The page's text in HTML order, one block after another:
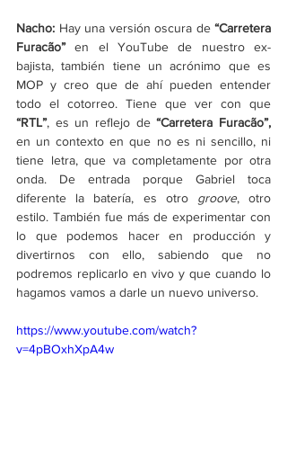
Nacho: Hay una versión oscura de “Carretera
Furacão” en el YouTube de nuestro ex-
bajista, también tiene un acrónimo que es
MOP y creo que de ahí pueden entender
“RTL”, es un reflejo de
en un contexto en que no es ni sencillo, ni
tiene letra, que va completamente por otra
onda. De entrada porque Gabriel toca
diferente la batería, es otro groove, otro
estilo. También fue más de experimentar con
lo que podemos hacer en producción y
divertirnos con ello, sabiendo que no
podremos replicarlo en vivo y que cuando lo
hagamos vamos a darle un nuevo universo.
https://www.youtube.com/watch?
v=4pBOxhXpA4w